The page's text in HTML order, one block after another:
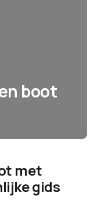
boot
met
gids